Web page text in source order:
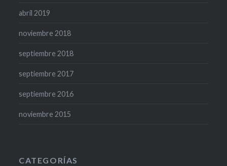
abril 2019
noviembre 2018
septiembre 2018
septiembre 2017
septiembre 2016
noviembre 2015
CATEGORÍAS